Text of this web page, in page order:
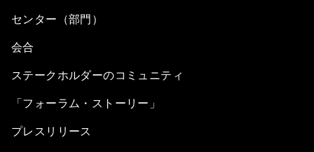
センター（部門）
会合
ステークホルダーのコミュニティ
「フォーラム・ストーリー」
プレスリリース